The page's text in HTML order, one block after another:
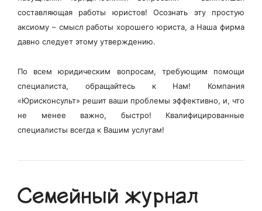
составляющая работы юристов! Осознать эту простую
аксиому – смысл работы хорошего юриста, а Наша фирма
давно следует этому утверждению.
По всем юридическим вопросам, требующим помощи
специалиста, обращайтесь к Нам! Компания
«Юрисконсульт» решит ваши проблемы эффективно, и, что
не менее важно, быстро! Квалифицированные
специалисты всегда к Вашим услугам!
Семейный журнал